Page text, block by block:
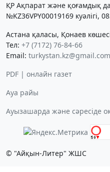
ҚР Ақпарат және қоғамдық
№KZ36VPY00019169 куәлігі,
Астана қаласы, Қонаев
Тел: +7 (7172) 76-84-66
Email: turkystan.kz@gmail.com
PDF | онлайн газет
Ауа райы
Ауызашарда және сәресіде
© "Айқын-Литер" ЖШС